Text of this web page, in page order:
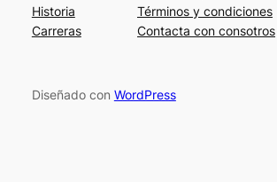
Historia
Carreras
Términos y condiciones
Contacta con consotros
Diseñado con WordPress